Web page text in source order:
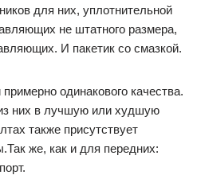
для них, уплотнительной
не штатного размера,
И пакетик со смазкой.
одинакового качества.
них в лучшую или худшую
также присутствует
же, как и для передних: